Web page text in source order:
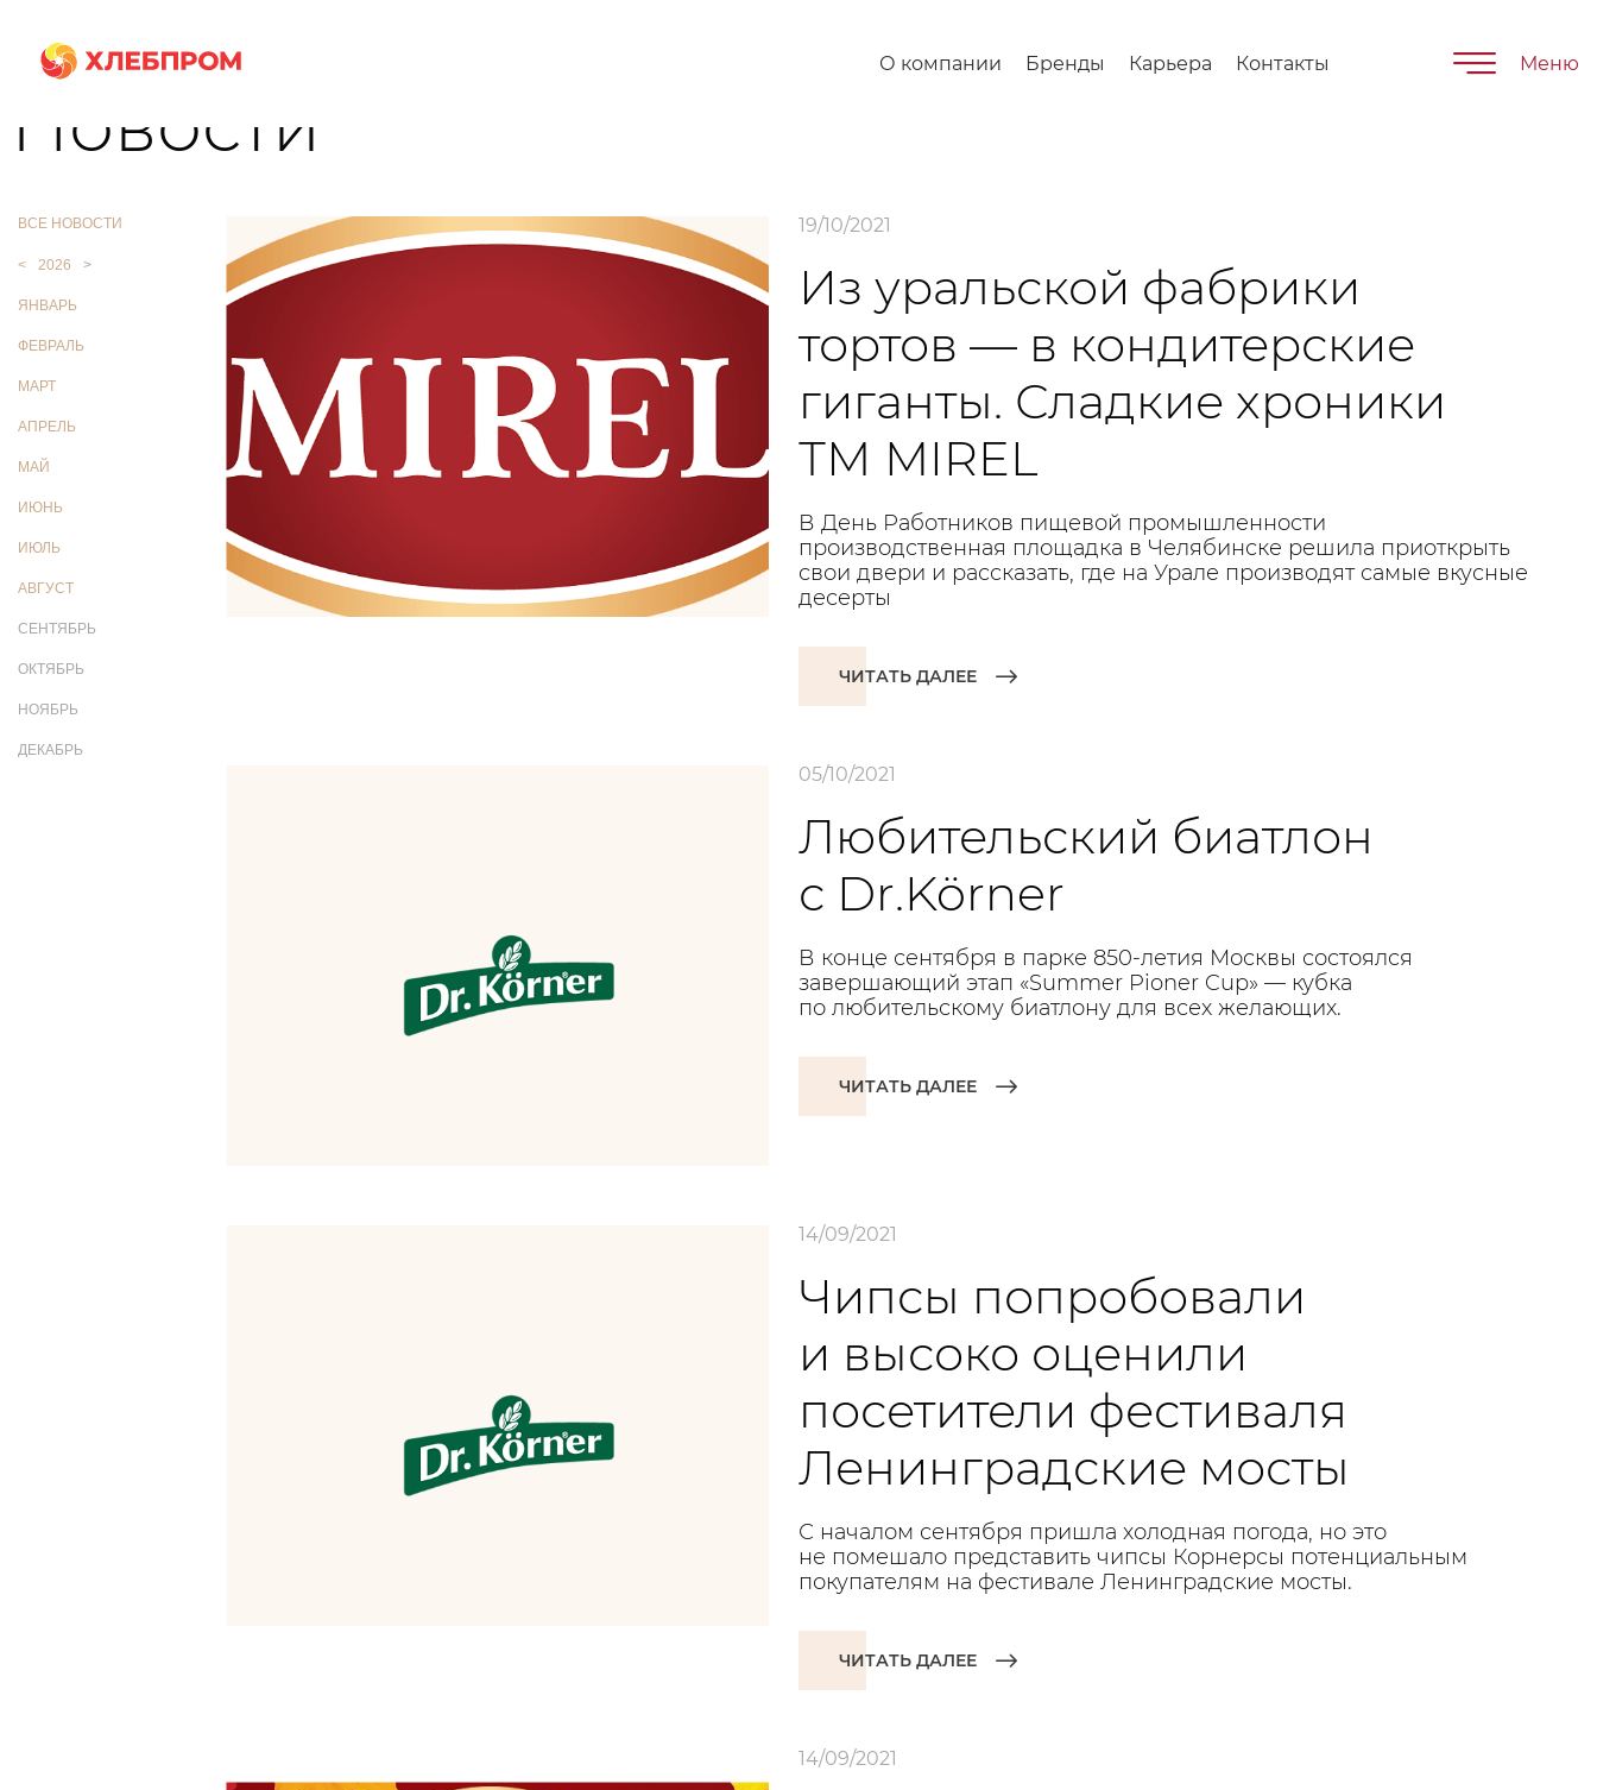
О компании Бренды Карьера Контакты Меню
Главная О компании Новости
Новости
ВСЕ НОВОСТИ
< 2026 >
ЯНВАРЬ
ФЕВРАЛЬ
МАРТ
АПРЕЛЬ
МАЙ
ИЮНЬ
ИЮЛЬ
АВГУСТ
СЕНТЯБРЬ
ОКТЯБРЬ
НОЯБРЬ
ДЕКАБРЬ
19/10/2021
Из уральской фабрики
тортов — в кондитерские
гиганты. Сладкие хроники
ТМ MIREL
В День Работников пищевой промышленности
производственная площадка в Челябинске решила приоткрыть
свои двери и рассказать, где на Урале производят самые вкусные
десерты
ЧИТАТЬ ДАЛЕЕ
05/10/2021
Любительский биатлон
с Dr.Körner
В конце сентября в парке 850-летия Москвы состоялся
завершающий этап «Summer Pioner Cup» — кубка
по любительскому биатлону для всех желающих.
ЧИТАТЬ ДАЛЕЕ
14/09/2021
Чипсы попробовали
и высоко оценили
посетители фестиваля
Ленинградские мосты
С началом сентября пришла холодная погода, но это
не помешало представить чипсы Корнерсы потенциальным
покупателям на фестивале Ленинградские мосты.
ЧИТАТЬ ДАЛЕЕ
14/09/2021